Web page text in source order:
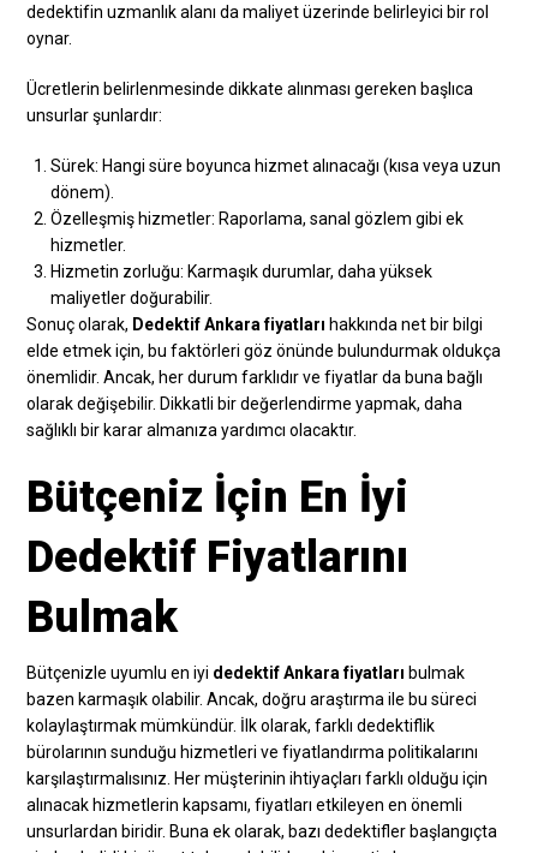
dedektifin uzmanlık alanı da maliyet üzerinde belirleyici bir rol
oynar.
Ücretlerin belirlenmesinde dikkate alınması gereken başlıca
unsurlar şunlardır:
Sürek: Hangi süre boyunca hizmet alınacağı (kısa veya uzun
dönem).
Özelleşmiş hizmetler: Raporlama, sanal gözlem gibi ek
hizmetler.
Hizmetin zorluğu: Karmaşık durumlar, daha yüksek
maliyetler doğurabilir.
Sonuç olarak, Dedektif Ankara fiyatları hakkında net bir bilgi
elde etmek için, bu faktörleri göz önünde bulundurmak oldukça
önemlidir. Ancak, her durum farklıdır ve fiyatlar da buna bağlı
olarak değişebilir. Dikkatli bir değerlendirme yapmak, daha
sağlıklı bir karar almanıza yardımcı olacaktır.
Bütçeniz İçin En İyi
Dedektif Fiyatlarını
Bulmak
Bütçenizle uyumlu en iyi dedektif Ankara fiyatları bulmak
bazen karmaşık olabilir. Ancak, doğru araştırma ile bu süreci
kolaylaştırmak mümkündür. İlk olarak, farklı dedektiflik
bürolarının sunduğu hizmetleri ve fiyatlandırma politikalarını
karşılaştırmalısınız. Her müşterinin ihtiyaçları farklı olduğu için
alınacak hizmetlerin kapsamı, fiyatları etkileyen en önemli
unsurlardan biridir. Buna ek olarak, bazı dedektifler başlangıçta